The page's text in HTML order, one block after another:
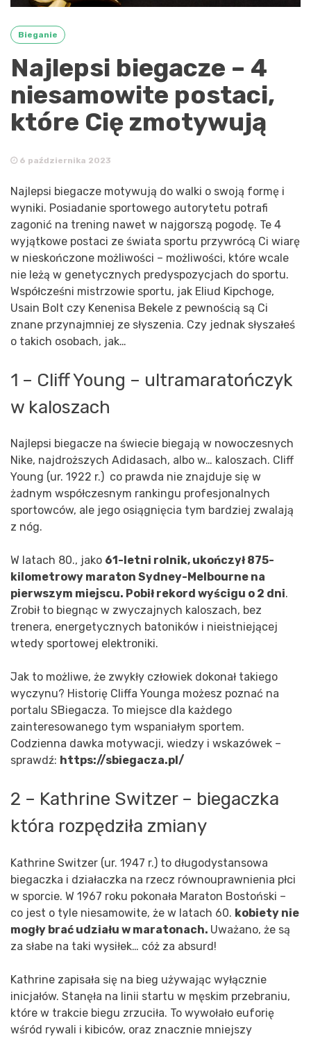
Bieganie
Najlepsi biegacze – 4
niesamowite postaci,
które Cię zmotywują
6 października 2023
Najlepsi biegacze motywują do walki o swoją formę i
wyniki. Posiadanie sportowego autorytetu potrafi
zagonić na trening nawet w najgorszą pogodę. Te 4
wyjątkowe postaci ze świata sportu przywrócą Ci wiarę
w nieskończone możliwości – możliwości, które wcale
nie leżą w genetycznych predyspozycjach do sportu.
Współcześni mistrzowie sportu, jak Eliud Kipchoge,
Usain Bolt czy Kenenisa Bekele z pewnością są Ci
znane przynajmniej ze słyszenia. Czy jednak słyszałeś
o takich osobach, jak…
1 – Cliff Young – ultramaratończyk
w kaloszach
Najlepsi biegacze na świecie biegają w nowoczesnych
Nike, najdroższych Adidasach, albo w… kaloszach. Cliff
Young (ur. 1922 r.) co prawda nie znajduje się w
żadnym współczesnym rankingu profesjonalnych
sportowców, ale jego osiągnięcia tym bardziej zwalają
z nóg.
W latach 80., jako 61-letni rolnik, ukończył 875-
kilometrowy maraton Sydney-Melbourne na
pierwszym miejscu. Pobił rekord wyścigu o 2 dni.
Zrobił to biegnąc w zwyczajnych kaloszach, bez
trenera, energetycznych batoników i nieistniejącej
wtedy sportowej elektroniki.
Jak to możliwe, że zwykły człowiek dokonał takiego
wyczynu? Historię Cliffa Younga możesz poznać na
portalu SBiegacza. To miejsce dla każdego
zainteresowanego tym wspaniałym sportem.
Codzienna dawka motywacji, wiedzy i wskazówek –
sprawdź: https://sbiegacza.pl/
2 – Kathrine Switzer – biegaczka
która rozpędziła zmiany
Kathrine Switzer (ur. 1947 r.) to długodystansowa
biegaczka i działaczka na rzecz równouprawnienia płci
w sporcie. W 1967 roku pokonała Maraton Bostoński –
co jest o tyle niesamowite, że w latach 60. kobiety nie
mogły brać udziału w maratonach. Uważano, że są
za słabe na taki wysiłek… cóż za absurd!
Kathrine zapisała się na bieg używając wyłącznie
inicjałów. Stanęła na linii startu w męskim przebraniu,
które w trakcie biegu zrzuciła. To wywołało euforię
wśród rywali i kibiców, oraz znacznie mniejszy